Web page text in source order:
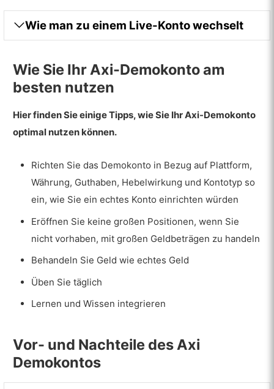
Wie man zu einem Live-Konto wechselt
Wie Sie Ihr Axi-Demokonto am
besten nutzen
Hier finden Sie einige Tipps, wie Sie Ihr Axi-Demokonto
optimal nutzen können.
Richten Sie das Demokonto in Bezug auf Plattform,
Währung, Guthaben, Hebelwirkung und Kontotyp so
ein, wie Sie ein echtes Konto einrichten würden
Eröffnen Sie keine großen Positionen, wenn Sie
nicht vorhaben, mit großen Geldbeträgen zu handeln
Behandeln Sie Geld wie echtes Geld
Üben Sie täglich
Lernen und Wissen integrieren
Vor- und Nachteile des Axi
Demokontos